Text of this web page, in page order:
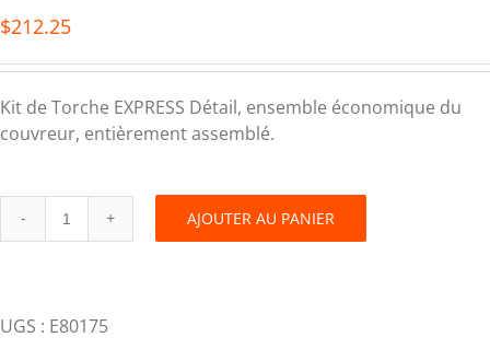
$212.25
Kit de Torche EXPRESS Détail, ensemble économique du
couvreur, entièrement assemblé.
Kit
toiture
AJOUTER AU PANIER
UGS : E80175